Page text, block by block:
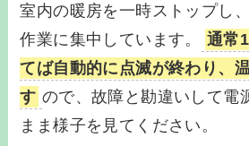
室内の暖房を一時ストップし
作業に集中しています。
通常
てば自動的に点滅が終わり、
す ので、故障と勘違いして電
まま様子を見てください。